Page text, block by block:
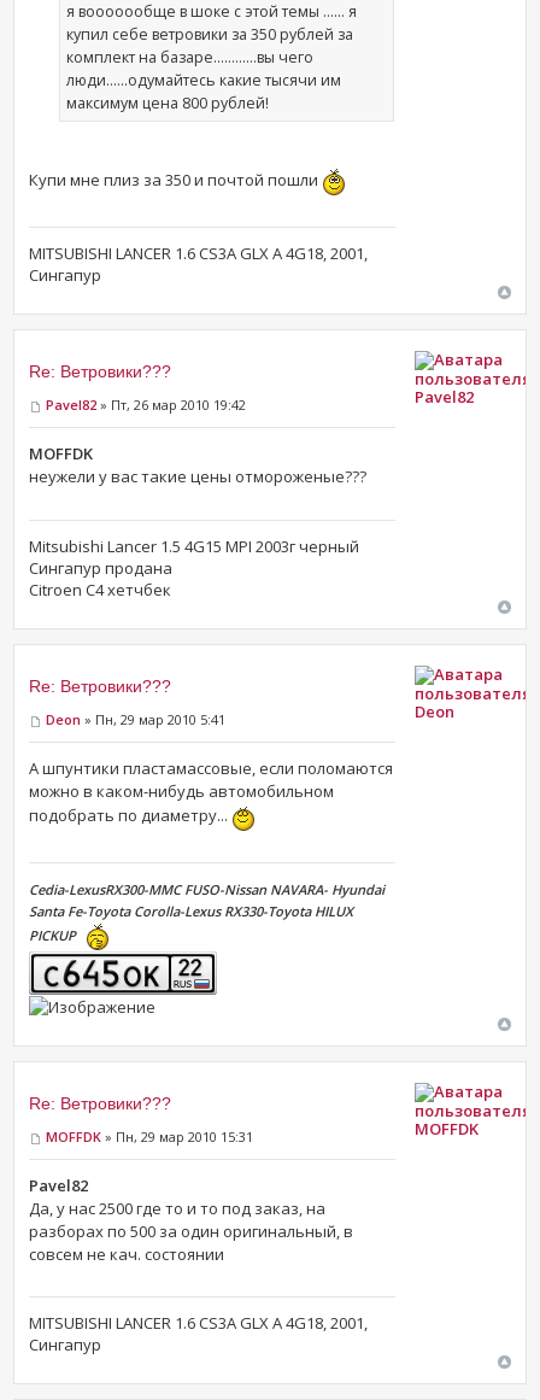
я вооооообще в шоке с этой темы ...... я
купил себе ветровики за 350 рублей за
комплект на базаре............вы чего
люди......одумайтесь какие тысячи им
максимум цена 800 рублей!
Купи мне плиз за 350 и почтой пошли
MITSUBISHI LANCER 1.6 CS3A GLX A 4G18, 2001,
Сингапур
Re: Ветровики???
Pavel82 » Пт, 26 мар 2010 19:42
MOFFDK
неужели у вас такие цены отмороженые???
Mitsubishi Lancer 1.5 4G15 MPI 2003г черный
Сингапур продана
Citroen C4 хетчбек
Pavel82
Re: Ветровики???
Deon » Пн, 29 мар 2010 5:41
А шпунтики пластамассовые, если поломаются
можно в каком-нибудь автомобильном
подобрать по диаметру...
Cedia-LexusRX300-MMC FUSO-Nissan NAVARA- Hyundai
Santa Fe-Toyota Corolla-Lexus RX330-Toyota HILUX
PICKUP
Deon
Re: Ветровики???
MOFFDK » Пн, 29 мар 2010 15:31
Pavel82
Да, у нас 2500 где то и то под заказ, на
разборах по 500 за один оригинальный, в
совсем не кач. состоянии
MITSUBISHI LANCER 1.6 CS3A GLX A 4G18, 2001,
Сингапур
MOFFDK